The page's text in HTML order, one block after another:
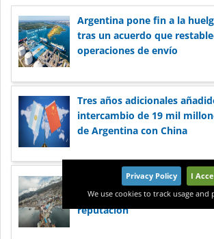
Argentina pone fin a la
tras un acuerdo que
operaciones de envío
Tres años adicionales
intercambio de 19 mil
de Argentina con China
La paralización de los
preocupa a las
reputación
Privacy Policy
I
We use cookies to track usage and